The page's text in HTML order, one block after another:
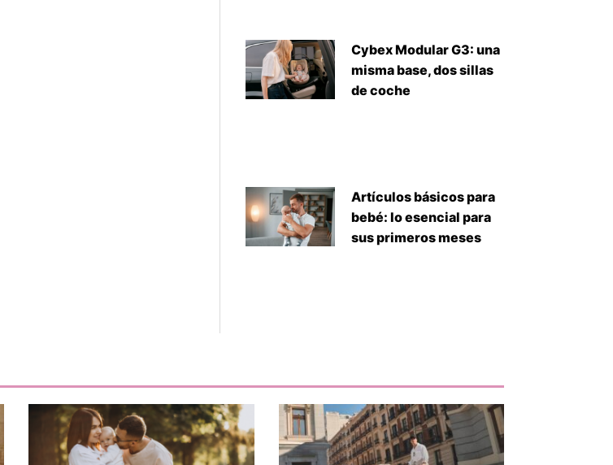
Cybex Modular G3: una
misma base, dos sillas
de coche
Artículos básicos para
bebé: lo esencial para
sus primeros meses